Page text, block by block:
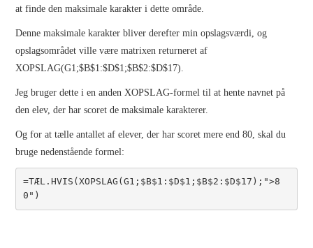
at finde den maksimale karakter i dette område.
Denne maksimale karakter bliver derefter min opslagsværdi, og
opslagsområdet ville være matrixen returneret af
XOPSLAG(G1;$B$1:$D$1;$B$2:$D$17).
Jeg bruger dette i en anden XOPSLAG-formel til at hente navnet på
den elev, der har scoret de maksimale karakterer.
Og for at tælle antallet af elever, der har scoret mere end 80, skal du
bruge nedenstående formel:
=TÆL.HVIS(XOPSLAG(G1;$B$1:$D$1;$B$2:$D$17);">8
0")